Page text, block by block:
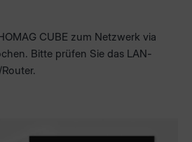
CUBE zum Netzwerk via
Bitte prüfen Sie das LAN-